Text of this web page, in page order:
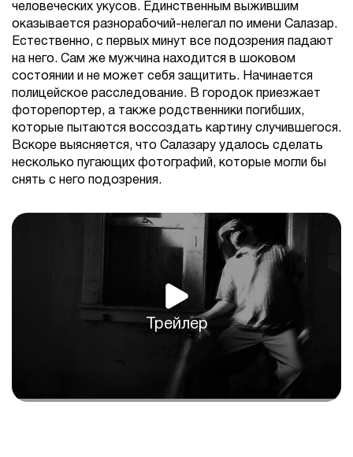
человеческих укусов. Единственным выжившим
оказывается разнорабочий-нелегал по имени Салазар.
Естественно, с первых минут все подозрения падают
на него. Сам же мужчина находится в шоковом
состоянии и не может себя защитить. Начинается
полицейское расследование. В городок приезжает
фоторепортер, а также родственники погибших,
которые пытаются воссоздать картину случившегося.
Вскоре выясняется, что Салазару удалось сделать
несколько пугающих фотографий, которые могли бы
снять с него подозрения.
Трейлер